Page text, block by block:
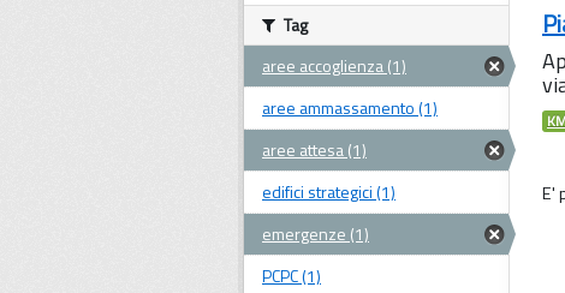
E'
Tag
aree accoglienza (1)
aree ammassamento (1)
aree attesa (1)
edifici strategici (1)
emergenze (1)
PCPC (1)